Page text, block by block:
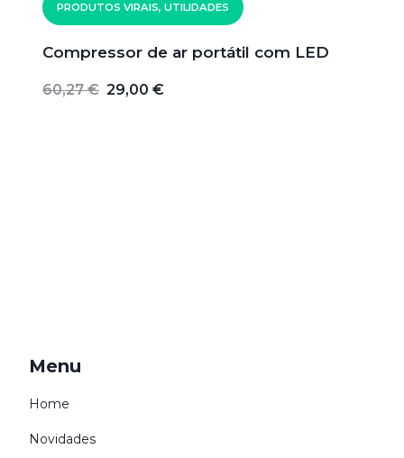
PRODUTOS VIRAIS, UTILIDADES
Compressor de ar portátil com LED
60,27 € 29,00 €
Menu
Home
Novidades